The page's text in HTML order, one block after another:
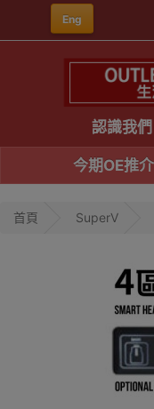
Eng
認識我們
今期OE推介
首頁 SuperV